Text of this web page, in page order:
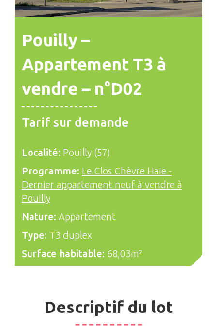
Pouilly –
Appartement T3 à
vendre – n°D02
Tarif sur demande
Localité: Pouilly (57)
Programme: Le Clos Chèvre Haie -
Dernier appartement neuf à vendre à
Pouilly
Nature: Appartement
Type: T3 duplex
Surface habitable: 68,03m²
Descriptif du lot